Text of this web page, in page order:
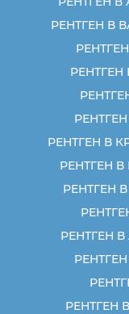
РЕНТГЕН В
РЕНТГЕН В
РЕНТГЕН
РЕНТГЕН
РЕНТГЕН
РЕНТГЕН